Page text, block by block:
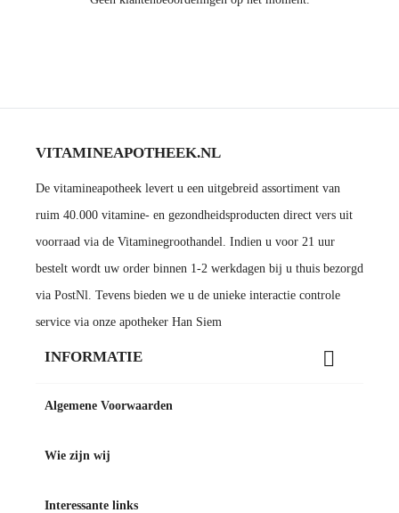
VITAMINEAPOTHEEK.NL
De vitamineapotheek levert u een uitgebreid assortiment van
ruim 40.000 vitamine- en gezondheidsproducten direct vers uit
voorraad via de Vitaminegroothandel. Indien u voor 21 uur
bestelt wordt uw order binnen 1-2 werkdagen bij u thuis bezorgd
via PostNl. Tevens bieden we u de unieke interactie controle
service via onze apotheker Han Siem
INFORMATIE 
Algemene Voorwaarden
Wie zijn wij
Interessante links